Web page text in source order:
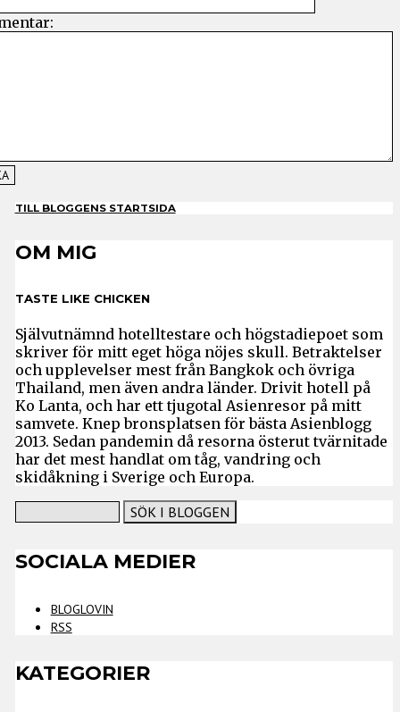
TILL BLOGGENS STARTSIDA
OM MIG
TASTE LIKE CHICKEN
Självutnämnd hotelltestare och högstadiepoet som
skriver för mitt eget höga nöjes skull. Betraktelser
och upplevelser mest från Bangkok och övriga
Thailand, men även andra länder. Drivit hotell på
Ko Lanta, och har ett tjugotal Asienresor på mitt
samvete. Knep bronsplatsen för bästa Asienblogg
2013. Sedan pandemin då resorna österut tvärnitade
har det mest handlat om tåg, vandring och
skidåkning i Sverige och Europa.
SOCIALA MEDIER
BLOGLOVIN
RSS
KATEGORIER